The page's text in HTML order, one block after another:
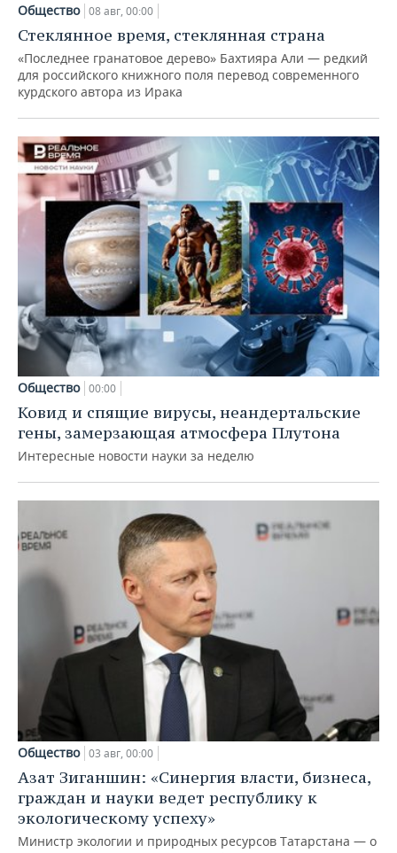
Общество 08 авг, 00:00
Стеклянное время, стеклянная страна
«Последнее гранатовое дерево» Бахтияра Али — редкий
для российского книжного поля перевод современного
курдского автора из Ирака
Общество 00:00
Ковид и спящие вирусы, неандертальские
гены, замерзающая атмосфера Плутона
Интересные новости науки за неделю
Общество 03 авг, 00:00
Азат Зиганшин: «Синергия власти, бизнеса,
граждан и науки ведет республику к
экологическому успеху»
Министр экологии и природных ресурсов Татарстана — о